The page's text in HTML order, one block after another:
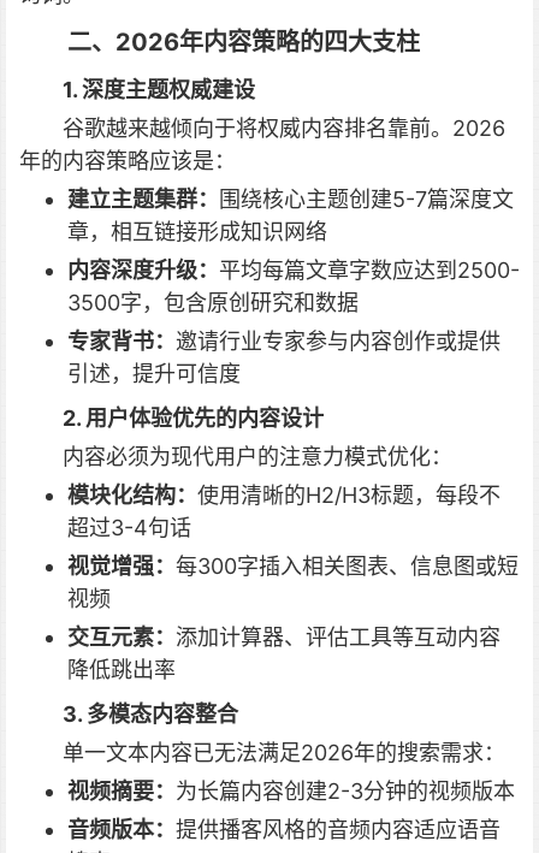
二、2026年内容策略的四大支柱
1. 深度主题权威建设
谷歌越来越倾向于将权威内容排名靠前。2026
年的内容策略应该是：
建立主题集群： 围绕核心主题创建5-7篇深度文
章，相互链接形成知识网络
内容深度升级： 平均每篇文章字数应达到2500-
3500字，包含原创研究和数据
专家背书： 邀请行业专家参与内容创作或提供
引述，提升可信度
2. 用户体验优先的内容设计
内容必须为现代用户的注意力模式优化：
模块化结构： 使用清晰的H2/H3标题，每段不
超过3-4句话
视觉增强： 每300字插入相关图表、信息图或短
视频
交互元素： 添加计算器、评估工具等互动内容
降低跳出率
3. 多模态内容整合
单一文本内容已无法满足2026年的搜索需求：
视频摘要： 为长篇内容创建2-3分钟的视频版本
音频版本： 提供播客风格的音频内容适应语音